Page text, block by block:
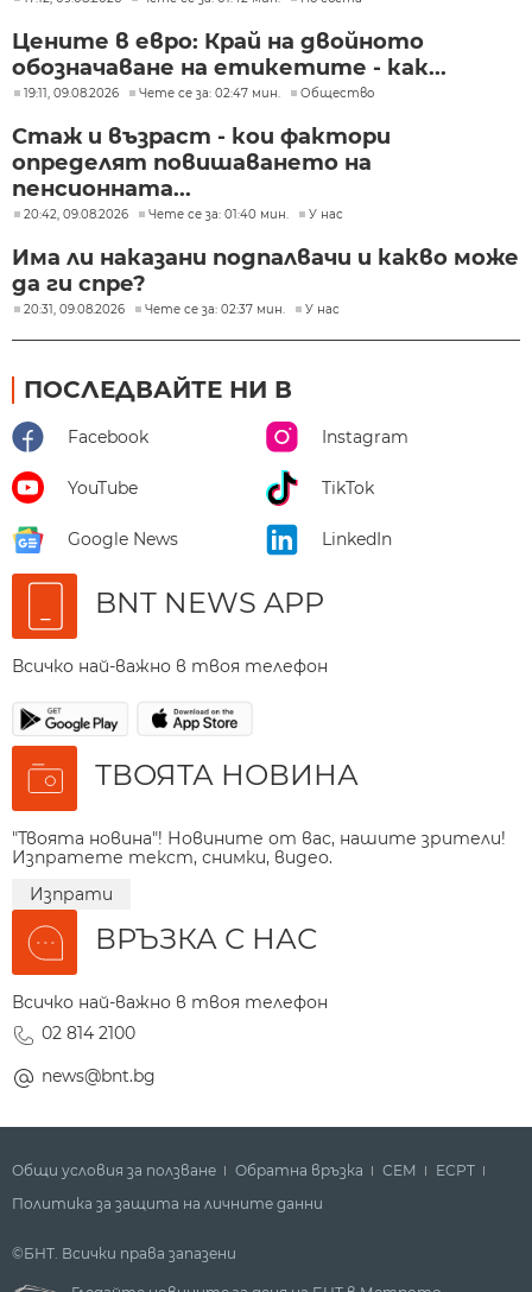
Цените в евро: Край на двойното
обозначаване на етикетите - как...
19:11, 09.08.2026 Чете се за: 02:47 мин. Общество
Стаж и възраст - кои фактори
определят повишаването на
пенсионната...
20:42, 09.08.2026 Чете се за: 01:40 мин. У нас
Има ли наказани подпалвачи и какво може
да ги спре?
20:31, 09.08.2026 Чете се за: 02:37 мин. У нас
ПОСЛЕДВАЙТЕ НИ В
Facebook Instagram
YouTube TikTok
Google News LinkedIn
BNT NEWS APP
Всичко най-важно в твоя телефон
ТВОЯТА НОВИНА
"Твоята новина"! Новините от вас, нашите зрители!
Изпратете текст, снимки, видео.
Изпрати
ВРЪЗКА С НАС
Всичко най-важно в твоя телефон
02 814 2100
news@bnt.bg
Общи условия за ползване Обратна връзка СЕМ
ECPT
Политика за защита на личните данни
©БНТ. Всички права запазени